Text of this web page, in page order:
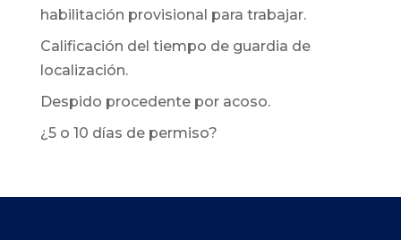
habilitación provisional para trabajar.
Calificación del tiempo de guardia de
localización.
Despido procedente por acoso.
¿5 o 10 días de permiso?